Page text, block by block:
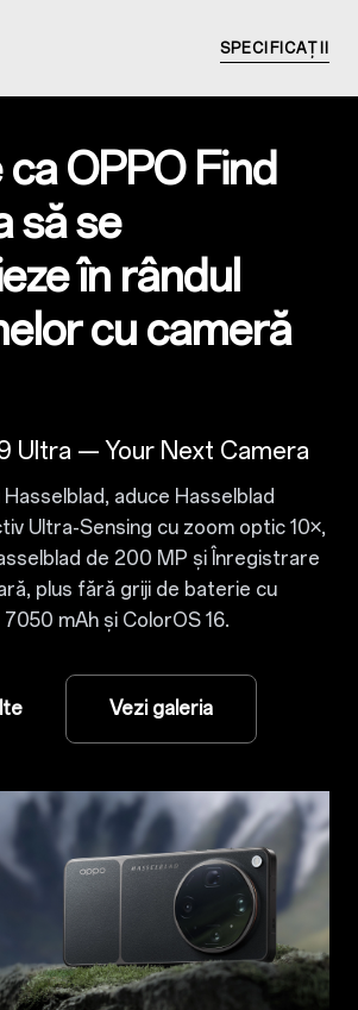
SPECIFICAȚII
OPPO Find
să se
în rândul
cu cameră
Ultra — Your Next Camera
aduce Hasselblad
Ultra-Sensing cu zoom optic 10×,
de 200 MP și Înregistrare
plus fără griji de baterie cu
mAh și ColorOS 16.
Vezi galeria